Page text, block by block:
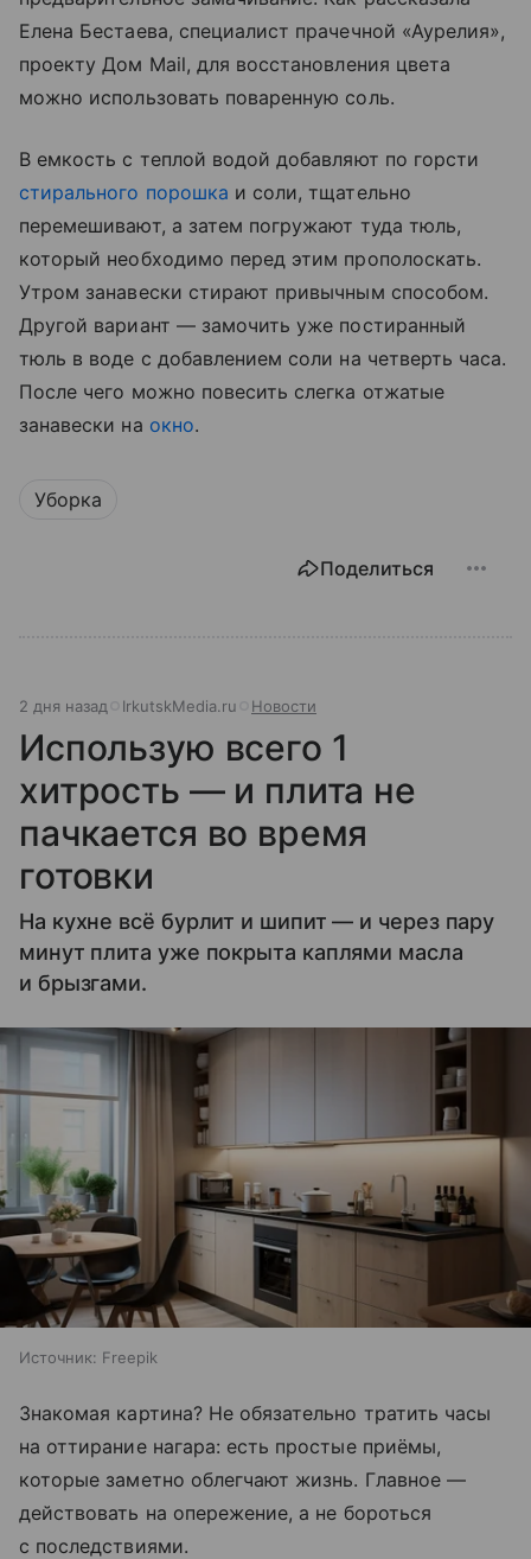
Елена Бестаева, специалист прачечной «Аурелия»,
проекту Дом Mail, для восстановления цвета
можно использовать поваренную соль.
В емкость с теплой водой добавляют по горсти
стирального порошка и соли, тщательно
перемешивают, а затем погружают туда тюль,
который необходимо перед этим прополоскать.
Утром занавески стирают привычным способом.
Другой вариант — замочить уже постиранный
тюль в воде с добавлением соли на четверть часа.
После чего можно повесить слегка отжатые
занавески на окно.
Уборка
Поделиться
2 дня назад IrkutskMedia.ru Новости
Использую всего 1
хитрость — и плита не
пачкается во время
готовки
На кухне всё бурлит и шипит — и через пару
минут плита уже покрыта каплями масла
и брызгами.
Источник: Freepik
Знакомая картина? Не обязательно тратить часы
на оттирание нагара: есть простые приёмы,
которые заметно облегчают жизнь. Главное —
действовать на опережение, а не бороться
с последствиями.